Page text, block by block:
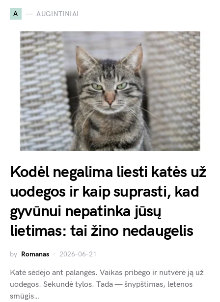
A AUGINTINIAI
Kodėl negalima liesti katės už
uodegos ir kaip suprasti, kad
gyvūnui nepatinka jūsų
lietimas: tai žino nedaugelis
by Romanas 2026-06-21
Katė sėdėjo ant palangės. Vaikas pribėgo ir nutvėrė ją už
uodegos. Sekundė tylos. Tada — šnypštimas, letenos
smūgis…